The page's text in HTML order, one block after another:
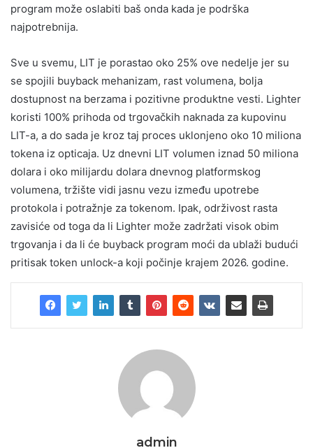
program može oslabiti baš onda kada je podrška
najpotrebnija.
Sve u svemu, LIT je porastao oko 25% ove nedelje jer su
se spojili buyback mehanizam, rast volumena, bolja
dostupnost na berzama i pozitivne produktne vesti. Lighter
koristi 100% prihoda od trgovačkih naknada za kupovinu
LIT-a, a do sada je kroz taj proces uklonjeno oko 10 miliona
tokena iz opticaja. Uz dnevni LIT volumen iznad 50 miliona
dolara i oko milijardu dolara dnevnog platformskog
volumena, tržište vidi jasnu vezu između upotrebe
protokola i potražnje za tokenom. Ipak, održivost rasta
zavisiće od toga da li Lighter može zadržati visok obim
trgovanja i da li će buyback program moći da ublaži budući
pritisak token unlock-a koji počinje krajem 2026. godine.
admin